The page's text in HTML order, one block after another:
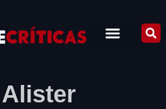
Alister